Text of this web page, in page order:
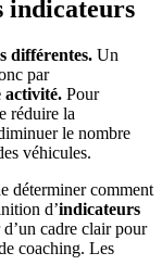
indicateurs
différentes. Un
par
activité. Pour
réduire la
le nombre
véhicules.
déterminer comment
d’indicateurs
cadre clair pour
coaching. Les